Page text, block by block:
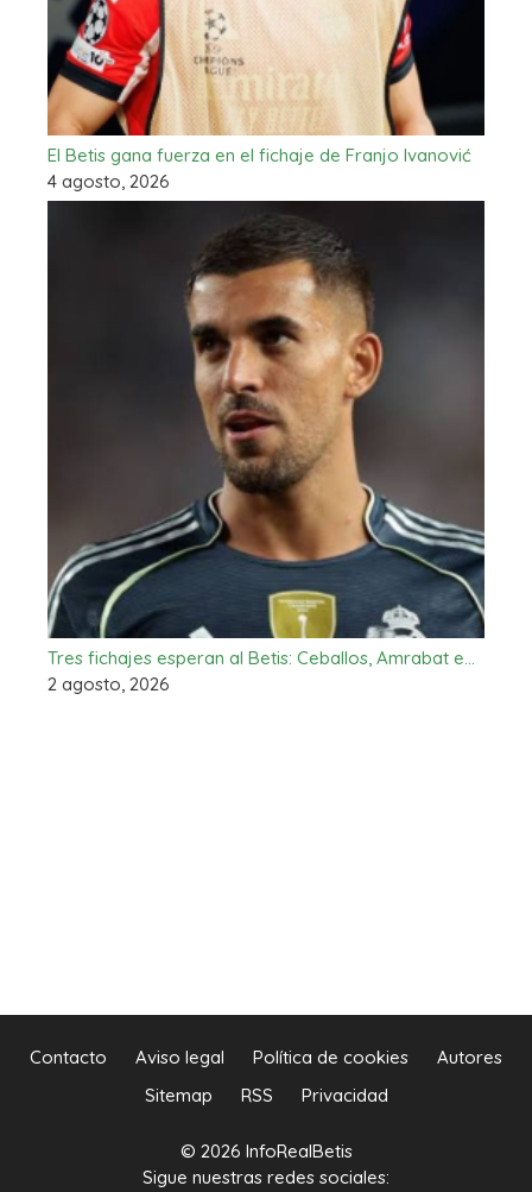
El Betis gana fuerza en el fichaje de Franjo Ivanović
4 agosto, 2026
Tres fichajes esperan al Betis: Ceballos, Amrabat e…
2 agosto, 2026
Contacto Aviso legal Política de cookies
Autores
Sitemap
RSS Privacidad
© 2026 InfoRealBetis
Sigue nuestras redes sociales: